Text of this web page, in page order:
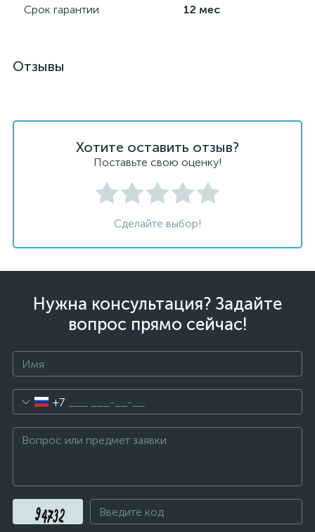
Срок гарантии
12 мес
Отзывы
Хотите оставить отзыв?
Поставьте свою оценку!
Сделайте выбор!
Нужна консультация? Задайте
вопрос прямо сейчас!
+7